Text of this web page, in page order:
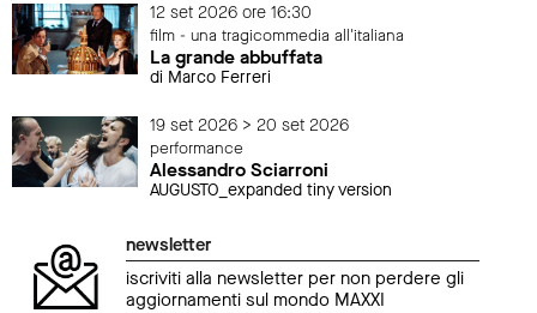
12 set 2026 ore 16:30
film - una tragicommedia all'italiana
La grande abbuffata
di Marco Ferreri
19 set 2026 > 20 set 2026
performance
Alessandro Sciarroni
AUGUSTO_expanded tiny version
newsletter
iscriviti alla newsletter per non perdere gli
aggiornamenti sul mondo MAXXI